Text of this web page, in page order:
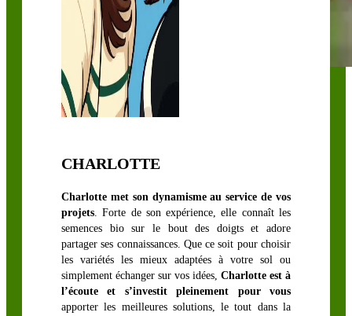
LÉGUMINEUSES
FOURRAGÈRES
Sainfoin,
Mélilot,
Cameline
Trèfle blanc
Trèfle
CHARLOTTE
Charlotte met son dynamisme au service de vos
projets. Forte de son expérience, elle connaît les
semences bio sur le bout des doigts et adore
partager ses connaissances. Que ce soit pour choisir
les variétés les mieux adaptées à votre sol ou
simplement échanger sur vos idées, Charlotte est à
l’écoute et s’investit pleinement pour vous
apporter les meilleures solutions, le tout dans la